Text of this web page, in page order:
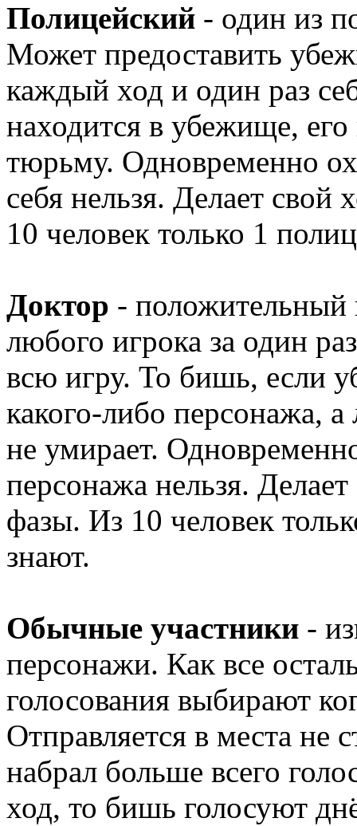
Полицейский - один из
Может предоставить
каждый ход и один раз
находится в убежище,
тюрьму. Одновременно
себя нельзя. Делает
10 человек только 1
Доктор - положительный
любого игрока за один
всю игру. То бишь, если
какого-либо персонажа,
не умирает.
персонажа нельзя.
фазы. Из 10 человек
знают.
Обычные участники -
персонажи. Как все
голосования выбирают
Отправляется в места не
набрал больше всего
ход, то бишь голосуют